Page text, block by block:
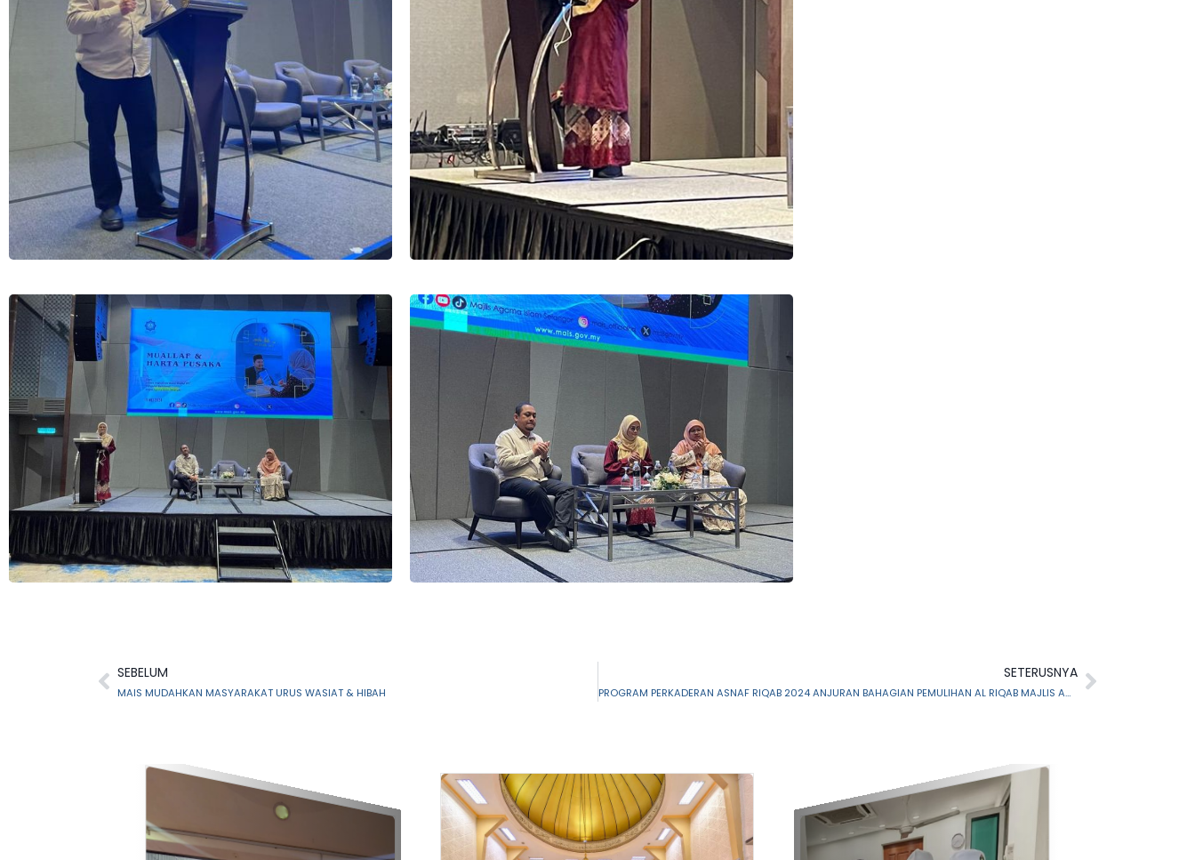
SEBELUM
MAIS MUDAHKAN MASYARAKAT URUS WASIAT & HIBAH
SETERUSNYA
PROGRAM PERKADERAN ASNAF RIQAB 2024 ANJURAN BAHAGIAN PEMULIHAN AL RIQAB MAJLIS AGAMA ISLAM SELANGOR